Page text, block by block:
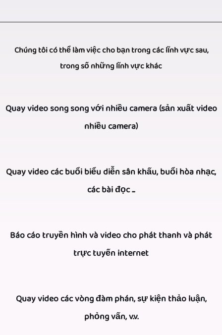
Chúng tôi có thể làm việc cho bạn trong các lĩnh vực sau,
trong số những lĩnh vực khác
Quay video song song với nhiều camera (sản xuất video
nhiều camera)
Freier
Videoreporter
cung
cho
bạn
quay
và
Quay video các buổi biểu diễn sân khấu, buổi hòa nhạc,
các bài đọc ...
quay
video
buổi
hòa
Báo cáo truyền hình và video cho phát thanh và phát
trực tuyến internet
nhiều
năm
Quay video các vòng đàm phán, sự kiện thảo luận,
phỏng vấn, v.v.